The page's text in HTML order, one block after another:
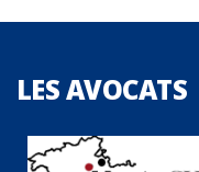
LESAVOCATS